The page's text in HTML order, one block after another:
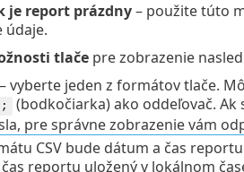
je report prázdny– použite túto
údaje.
tlačepre zobrazenie
– vyberte jeden z formátov tlače.
;
(bodkočiarka) ako oddeľovač.
pre správne zobrazenie vám
CSV bude dátum a čas
reportu uložený v lokálnom